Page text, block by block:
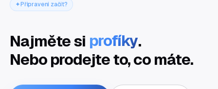
Připraveni začít?
Najměte si profíky.
Nebo prodejte to, co máte.